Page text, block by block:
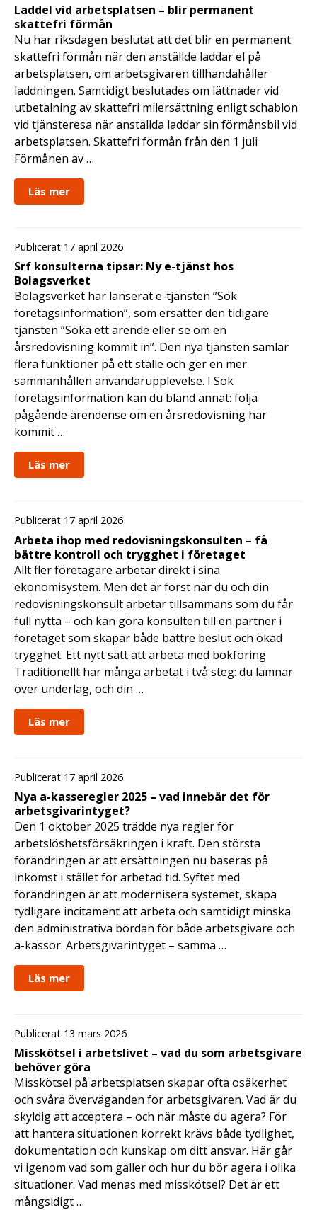
Laddel vid arbetsplatsen – blir permanent
skattefri förmån
Nu har riksdagen beslutat att det blir en permanent
skattefri förmån när den anställde laddar el på
arbetsplatsen, om arbetsgivaren tillhandahåller
laddningen. Samtidigt beslutades om lättnader vid
utbetalning av skattefri milersättning enligt schablon
vid tjänsteresa när anställda laddar sin förmånsbil vid
arbetsplatsen. Skattefri förmån från den 1 juli
Förmånen av …
Läs mer
Publicerat 17 april 2026
Srf konsulterna tipsar: Ny e-tjänst hos
Bolagsverket
Bolagsverket har lanserat e-tjänsten ”Sök
företagsinformation”, som ersätter den tidigare
tjänsten ”Söka ett ärende eller se om en
årsredovisning kommit in”. Den nya tjänsten samlar
flera funktioner på ett ställe och ger en mer
sammanhållen användarupplevelse. I Sök
företagsinformation kan du bland annat: följa
pågående ärendense om en årsredovisning har
kommit …
Läs mer
Publicerat 17 april 2026
Arbeta ihop med redovisningskonsulten – få
bättre kontroll och trygghet i företaget
Allt fler företagare arbetar direkt i sina
ekonomisystem. Men det är först när du och din
redovisningskonsult arbetar tillsammans som du får
full nytta – och kan göra konsulten till en partner i
företaget som skapar både bättre beslut och ökad
trygghet. Ett nytt sätt att arbeta med bokföring
Traditionellt har många arbetat i två steg: du lämnar
över underlag, och din …
Läs mer
Publicerat 17 april 2026
Nya a-kasseregler 2025 – vad innebär det för
arbetsgivarintyget?
Den 1 oktober 2025 trädde nya regler för
arbetslöshetsförsäkringen i kraft. Den största
förändringen är att ersättningen nu baseras på
inkomst i stället för arbetad tid. Syftet med
förändringen är att modernisera systemet, skapa
tydligare incitament att arbeta och samtidigt minska
den administrativa bördan för både arbetsgivare och
a-kassor. Arbetsgivarintyget – samma …
Läs mer
Publicerat 13 mars 2026
Misskötsel i arbetslivet – vad du som arbetsgivare
behöver göra
Misskötsel på arbetsplatsen skapar ofta osäkerhet
och svåra överväganden för arbetsgivaren. Vad är du
skyldig att acceptera – och när måste du agera? För
att hantera situationen korrekt krävs både tydlighet,
dokumentation och kunskap om ditt ansvar. Här går
vi igenom vad som gäller och hur du bör agera i olika
situationer. Vad menas med misskötsel? Det är ett
mångsidigt …